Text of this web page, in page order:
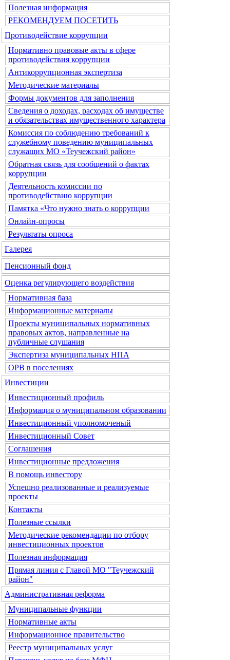
Полезная информация
РЕКОМЕНДУЕМ ПОСЕТИТЬ
Противодействие коррупции
Нормативно правовые акты в сфере
противодействия коррупции
Антикоррупционная экспертиза
Методические материалы
Формы документов для заполнения
Сведения о доходах, расходах об имуществе
и обязательствах имущественного характера
Комиссия по соблюдению требований к
служебному поведению муниципальных
служащих МО «Теучежский район»
Обратная связь для сообщений о фактах
коррупции
Деятельность комиссии по
противодействию коррупции
Памятка «Что нужно знать о коррупции
Онлайн-опросы
Результаты опроса
Галерея
Пенсионный фонд
Оценка регулирующего воздействия
Нормативная база
Информационные материалы
Проекты муниципальных нормативных
правовых актов, направленные на
публичные слушания
Экспертиза муниципальных НПА
ОРВ в поселениях
Инвестиции
Инвестиционный профиль
Информация о муниципальном образовании
Инвестиционный уполномоченый
Инвестиционный Совет
Соглашения
Инвестиционные предложения
В помощь инвестору
Успешно реализованные и реализуемые
проекты
Контакты
Полезные ссылки
Методические рекомендации по отбору
инвестиционных проектов
Полезная информация
Прямая линия с Главой МО "Теучежский
район"
Административная реформа
Муниципальные функции
Нормативные акты
Информационное правительство
Реестр муниципальных услуг